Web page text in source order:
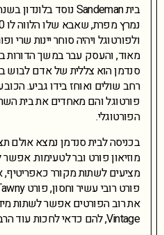
ולפורטוגל ויהיה סוחר יינות שרי
מאוד, והעסק עבר במשך
סנדמן הוא צללית של אדם לבוש
רחב שולים ואוחז בידו גביע.
פורטוגל והם מאחדים את בית
הפורטוגלי.
בכניסה לבית סנדמן נמצא אולם
מוזיאון פורט ובר לטעימות.
מציעים לשתות מקורר כאפריטיף,
את רוב הפורטים אפשר לשתות
Vintage, להם כדאי לחכות עוד הרבה שנים.